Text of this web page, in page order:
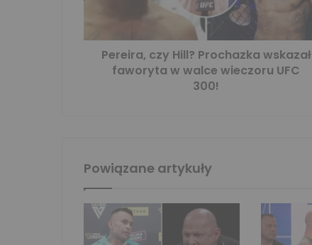
Pereira, czy Hill? Prochazka wskazał
faworyta w walce wieczoru UFC
300!
Powiązane artykuły